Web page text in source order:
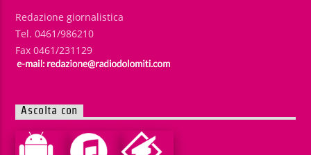
Redazione giornalistica
Tel. 0461/986210
Fax 0461/231129
Ascolta con